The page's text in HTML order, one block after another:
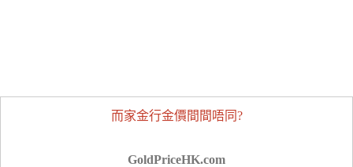
而家金行金價間間唔同?
GoldPriceHK.com